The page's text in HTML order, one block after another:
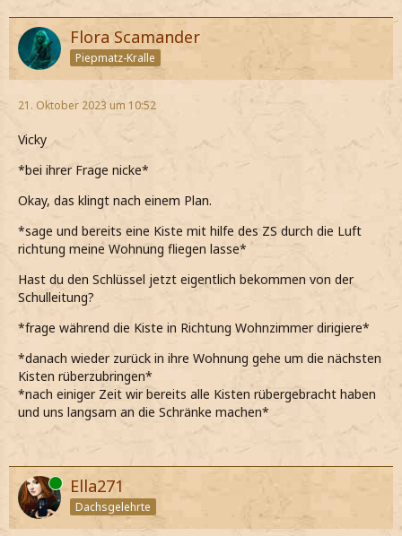
Flora Scamander
Piepmatz-Kralle
21. Oktober 2023 um 10:52
Vicky
*bei ihrer Frage nicke*
Okay, das klingt nach einem Plan.
*sage und bereits eine Kiste mit hilfe des ZS durch die Luft
richtung meine Wohnung fliegen lasse*
Hast du den Schlüssel jetzt eigentlich bekommen von der
Schulleitung?
*frage während die Kiste in Richtung Wohnzimmer dirigiere*
*danach wieder zurück in ihre Wohnung gehe um die nächsten
Kisten rüberzubringen*
*nach einiger Zeit wir bereits alle Kisten rübergebracht haben
und uns langsam an die Schränke machen*
Online Ella271
Dachsgelehrte